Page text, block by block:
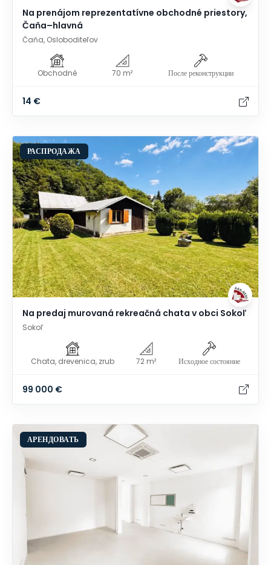
Na prenájom reprezentatívne obchodné priestory,
Čaňa–hlavná
Čaňa, Osloboditeľov
Obchodné 70 m² После реконструкции
14 €
РАСПРОДАЖА
Na predaj murovaná rekreačná chata v obci Sokoľ
Sokoľ
Chata, drevenica, zrub 72 m² Исходное состояние
99 000 €
АРЕНДОВАТЬ